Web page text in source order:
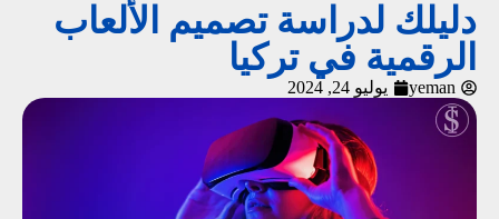
دليلك لدراسة تصميم الألعاب
الرقمية في تركيا
yeman يوليو 24, 2024